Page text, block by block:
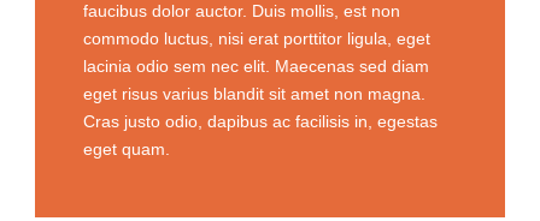
faucibus dolor auctor. Duis mollis, est non
commodo luctus, nisi erat porttitor ligula, eget
lacinia odio sem nec elit. Maecenas sed diam
eget risus varius blandit sit amet non magna.
Cras justo odio, dapibus ac facilisis in, egestas
eget quam.